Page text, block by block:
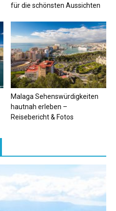
für die schönsten Aussichten
Malaga Sehenswürdigkeiten
hautnah erleben –
Reisebericht & Fotos